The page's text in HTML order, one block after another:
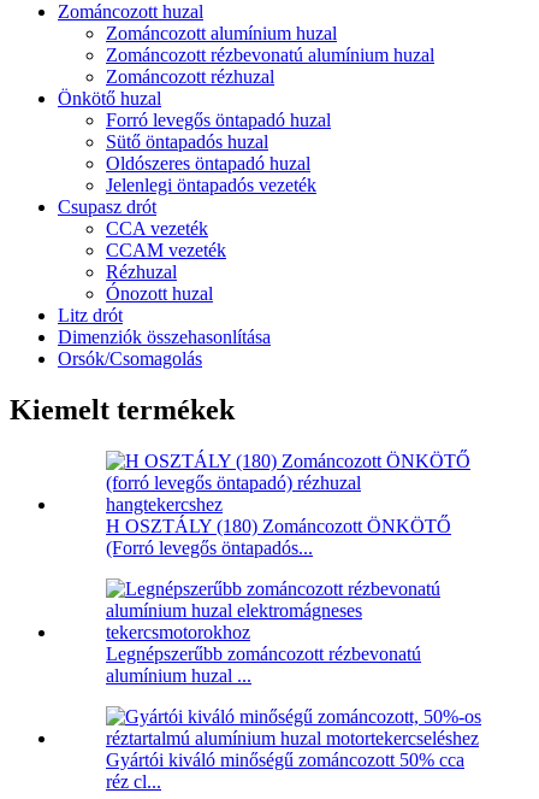
Zománcozott huzal
Zománcozott alumínium huzal
Zománcozott rézbevonatú alumínium huzal
Zománcozott rézhuzal
Önkötő huzal
Forró levegős öntapadó huzal
Sütő öntapadós huzal
Oldószeres öntapadó huzal
Jelenlegi öntapadós vezeték
Csupasz drót
CCA vezeték
CCAM vezeték
Rézhuzal
Ónozott huzal
Litz drót
Dimenziók összehasonlítása
Orsók/Csomagolás
Kiemelt termékek
H OSZTÁLY (180) Zománcozott ÖNKÖTŐ
(Forró levegős öntapadós...
Legnépszerűbb zománcozott rézbevonatú
alumínium huzal ...
Gyártói kiváló minőségű zománcozott 50% cca
réz cl...